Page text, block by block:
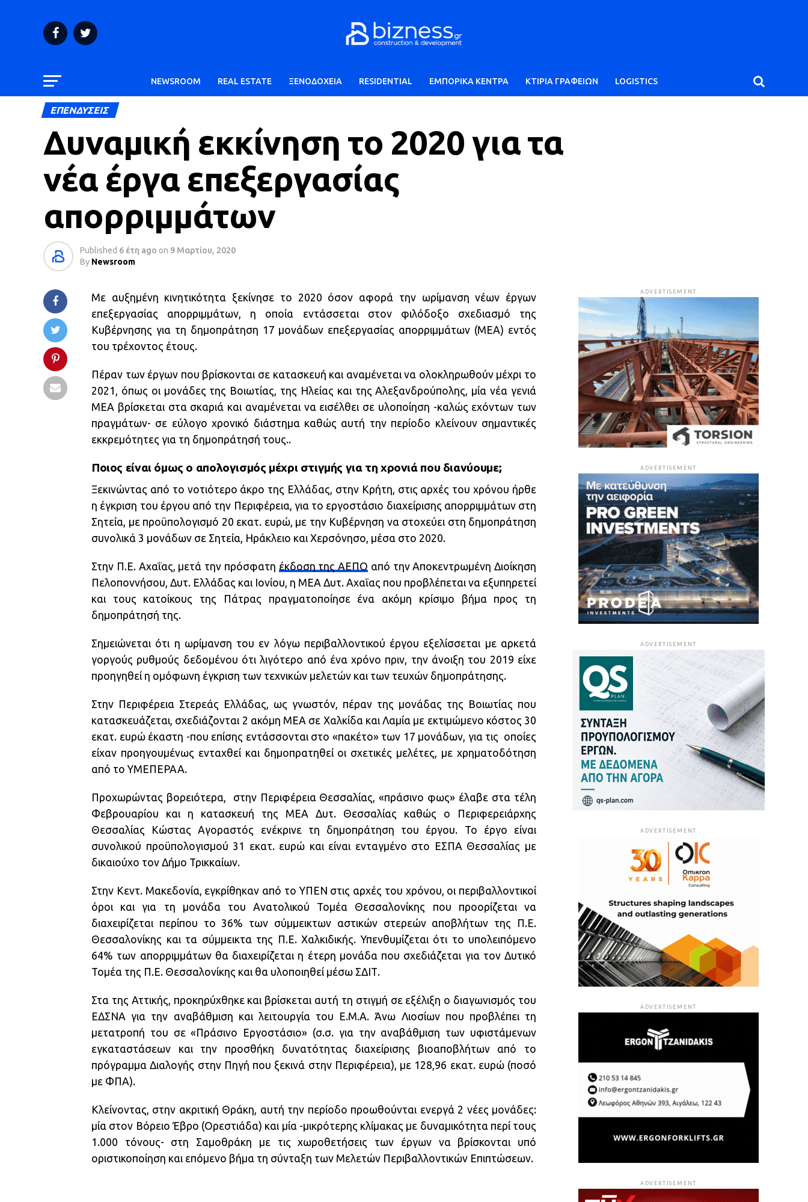
NEWSROOM REAL ESTATE ΞΕΝΟΔΟΧΕΙΑ RESIDENTIAL ΕΜΠΟΡΙΚΑ ΚΕΝΤΡΑ ΚΤΙΡΙΑ ΓΡΑΦΕΙΩΝ LOGISTICS
ΕΠΕΝΔΥΣΕΙΣ
Δυναμική εκκίνηση το 2020 για τα
νέα έργα επεξεργασίας
απορριμμάτων
Published 6 έτη ago on 9 Μαρτίου, 2020
By Newsroom
Με αυξημένη κινητικότητα ξεκίνησε το 2020 όσον αφορά την ωρίμανση νέων έργων
επεξεργασίας απορριμμάτων, η οποία εντάσσεται στον φιλόδοξο σχεδιασμό της
Κυβέρνησης για τη δημοπράτηση 17 μονάδων επεξεργασίας απορριμμάτων (ΜΕΑ) εντός
του τρέχοντος έτους.
Πέραν των έργων που βρίσκονται σε κατασκευή και αναμένεται να ολοκληρωθούν μέχρι το
2021, όπως οι μονάδες της Βοιωτίας, της Ηλείας και της Αλεξανδρούπολης, μία νέα γενιά
ΜΕΑ βρίσκεται στα σκαριά και αναμένεται να εισέλθει σε υλοποίηση -καλώς εχόντων των
πραγμάτων- σε εύλογο χρονικό διάστημα καθώς αυτή την περίοδο κλείνουν σημαντικές
εκκρεμότητες για τη δημοπράτησή τους..
Ποιος είναι όμως ο απολογισμός μέχρι στιγμής για τη χρονιά που διανύουμε;
Ξεκινώντας από το νοτιότερο άκρο της Ελλάδας, στην Κρήτη, στις αρχές του χρόνου ήρθε
η έγκριση του έργου από την Περιφέρεια, για το εργοστάσιο διαχείρισης απορριμμάτων στη
Σητεία, με προϋπολογισμό 20 εκατ. ευρώ, με την Κυβέρνηση να στοχεύει στη δημοπράτηση
συνολικά 3 μονάδων σε Σητεία, Ηράκλειο και Χερσόνησο, μέσα στο 2020.
Στην Π.Ε. Αχαΐας, μετά την πρόσφατη έκδοση της ΑΕΠΟ από την Αποκεντρωμένη Διοίκηση
Πελοποννήσου, Δυτ. Ελλάδας και Ιονίου, η ΜΕΑ Δυτ. Αχαΐας που προβλέπεται να εξυπηρετεί
και τους κατοίκους της Πάτρας πραγματοποίησε ένα ακόμη κρίσιμο βήμα προς τη
δημοπράτησή της.
Σημειώνεται ότι η ωρίμανση του εν λόγω περιβαλλοντικού έργου εξελίσσεται με αρκετά
γοργούς ρυθμούς δεδομένου ότι λιγότερο από ένα χρόνο πριν, την άνοιξη του 2019 είχε
προηγηθεί η ομόφωνη έγκριση των τεχνικών μελετών και των τευχών δημοπράτησης.
Στην Περιφέρεια Στερεάς Ελλάδας, ως γνωστόν, πέραν της μονάδας της Βοιωτίας που
κατασκευάζεται, σχεδιάζονται 2 ακόμη ΜΕΑ σε Χαλκίδα και Λαμία με εκτιμώμενο κόστος 30
εκατ. ευρώ έκαστη -που επίσης εντάσσονται στο «πακέτο» των 17 μονάδων, για τις οποίες
είχαν προηγουμένως ενταχθεί και δημοπρατηθεί οι σχετικές μελέτες, με χρηματοδότηση
από το ΥΜΕΠΕΡΑΑ.
Προχωρώντας βορειότερα, στην Περιφέρεια Θεσσαλίας, «πράσινο φως» έλαβε στα τέλη
Φεβρουαρίου και η κατασκευή της ΜΕΑ Δυτ. Θεσσαλίας καθώς ο Περιφερειάρχης
Θεσσαλίας Κώστας Αγοραστός ενέκρινε τη δημοπράτηση του έργου. Το έργο είναι
συνολικού προϋπολογισμού 31 εκατ. ευρώ και είναι ενταγμένο στο ΕΣΠΑ Θεσσαλίας με
δικαιούχο τον Δήμο Τρικκαίων.
Στην Κεντ. Μακεδονία, εγκρίθηκαν από το ΥΠΕΝ στις αρχές του χρόνου, οι περιβαλλοντικοί
όροι και για τη μονάδα του Ανατολικού Τομέα Θεσσαλονίκης που προορίζεται να
διαχειρίζεται περίπου το 36% των σύμμεικτων αστικών στερεών αποβλήτων της Π.Ε.
Θεσσαλονίκης και τα σύμμεικτα της Π.Ε. Χαλκιδικής. Υπενθυμίζεται ότι το υπολειπόμενο
64% των απορριμμάτων θα διαχειρίζεται η έτερη μονάδα που σχεδιάζεται για τον Δυτικό
Τομέα της Π.Ε. Θεσσαλονίκης και θα υλοποιηθεί μέσω ΣΔΙΤ.
Στα της Αττικής, προκηρύχθηκε και βρίσκεται αυτή τη στιγμή σε εξέλιξη ο διαγωνισμός του
ΕΔΣΝΑ για την αναβάθμιση και λειτουργία του Ε.Μ.Α. Άνω Λιοσίων που προβλέπει τη
μετατροπή του σε «Πράσινο Εργοστάσιο» (σ.σ. για την αναβάθμιση των υφιστάμενων
εγκαταστάσεων και την προσθήκη δυνατότητας διαχείρισης βιοαποβλήτων από το
πρόγραμμα Διαλογής στην Πηγή που ξεκινά στην Περιφέρεια), με 128,96 εκατ. ευρώ (ποσό
με ΦΠΑ).
Κλείνοντας, στην ακριτική Θράκη, αυτή την περίοδο προωθούνται ενεργά 2 νέες μονάδες:
μία στον Βόρειο Έβρο (Ορεστιάδα) και μία -μικρότερης κλίμακας με δυναμικότητα περί τους
1.000 τόνους- στη Σαμοθράκη με τις χωροθετήσεις των έργων να βρίσκονται υπό
οριστικοποίηση και επόμενο βήμα τη σύνταξη των Μελετών Περιβαλλοντικών Επιπτώσεων.
ADVERTISEMENT
ADVERTISEMENT
ADVERTISEMENT
ADVERTISEMENT
ADVERTISEMENT
ADVERTISEMENT